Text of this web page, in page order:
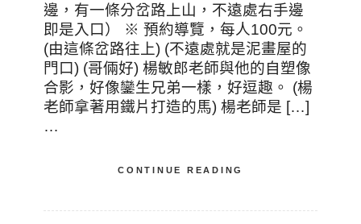
邊，有一條分岔路上山，不遠處右手邊
即是入口） ※ 預約導覽，每人100元。
(由這條岔路往上) (不遠處就是泥畫屋的
門口) (哥倆好) 楊敏郎老師與他的自塑像
合影，好像鑾生兄弟一樣，好逗趣。 (楊
老師拿著用鐵片打造的馬) 楊老師是 […]
…
CONTINUE READING